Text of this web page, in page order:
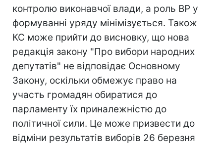
контролю виконавчої влади, а роль ВР у
формуванні уряду мінімізується. Також
КС може прийти до висновку, що нова
редакція закону "Про вибори народних
депутатів" не відповідає Основному
Закону, оскільки обмежує право на
участь громадян обиратися до
парламенту їх приналежністю до
політичної сили. Це може призвести до
відміни результатів виборів 26 березня